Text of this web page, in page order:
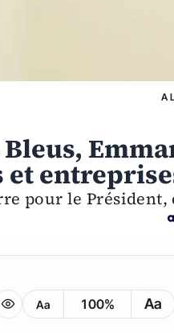
A
pour le
Aa 100% Aa